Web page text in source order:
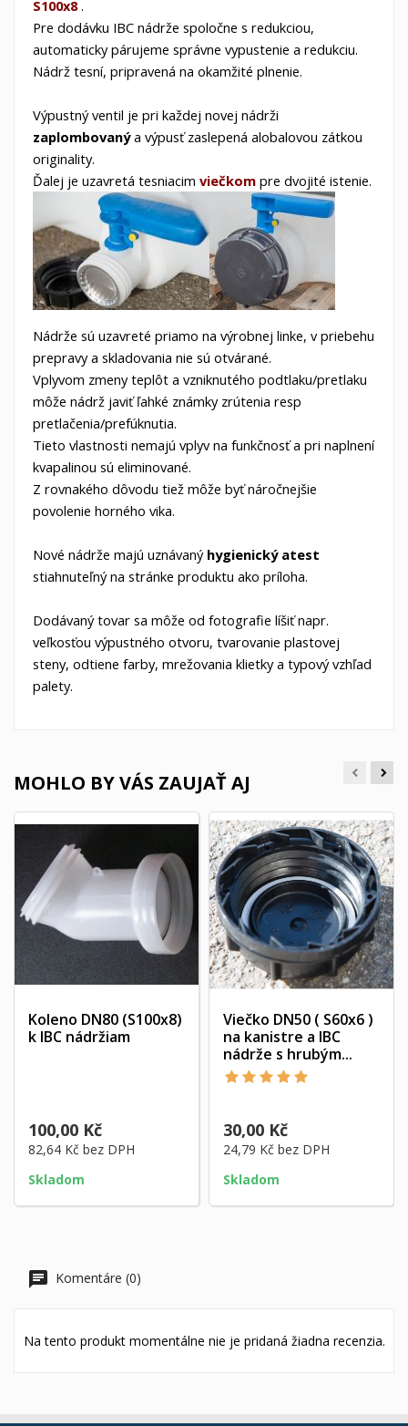
S100x8.
Pre dodávku IBC nádrže spoločne s redukciou,
automaticky párujeme správne vypustenie a redukciu.
Nádrž tesní, pripravená na okamžité plnenie.
Výpustný ventil je pri každej novej nádrži
zaplombovanýa výpusť zaslepená alobalovou zátkou
originality.
Ďalej je uzavretá tesniacim viečkom pre dvojité istenie.
Nádrže sú uzavreté priamo na výrobnej linke, v priebehu
prepravy a skladovania nie sú otvárané.
Vplyvom zmeny teplôt a vzniknutého podtlaku/pretlaku
môže nádrž javiť ľahké známky zrútenia resp
pretlačenia/prefúknutia.
Tieto vlastnosti nemajú vplyv na funkčnosť a pri naplnení
kvapalinou sú eliminované.
Z rovnakého dôvodu tiež môže byť náročnejšie
povolenie horného vika.
Nové nádrže majú uznávaný hygienický atest
stiahnuteľný na stránke produktu ako príloha.
Dodávaný tovar sa môže od fotografie líšiť napr.
veľkosťou výpustného otvoru, tvarovanie plastovej
steny, odtiene farby, mrežovania klietky a typový vzhľad
palety.
MOHLO BY VÁS ZAUJAŤ AJ
Koleno DN80 (S100x8)
k IBC nádržiam
100,00 Kč
82,64 Kč bez DPH
Skladom
Viečko DN50 ( S60x6 )
na kanistre a IBC
nádrže s hrubým...
30,00 Kč
24,79 Kč bez DPH
Skladom
Komentáre (0)
Na tento produkt momentálne nie je pridaná žiadna recenzia.